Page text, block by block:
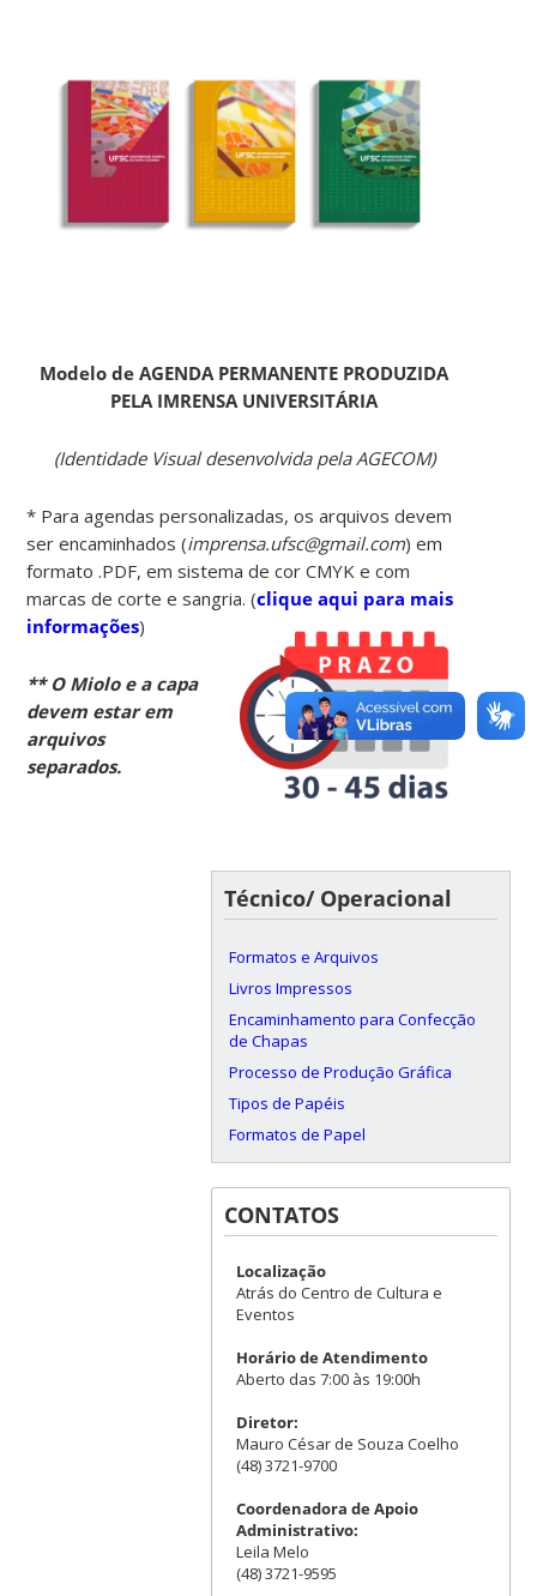
Modelo de AGENDA PERMANENTE PRODUZIDA
PELA IMRENSA UNIVERSITÁRIA
(Identidade Visual desenvolvida pela AGECOM)
* Para agendas personalizadas, os arquivos devem
ser encaminhados (imprensa.ufsc@gmail.com) em
formato .PDF, em sistema de cor CMYK e com
marcas de corte e sangria. (clique aqui para mais
informações)
** O Miolo e a capa
devem estar em
arquivos
separados.
Técnico/ Operacional
Formatos e Arquivos
Livros Impressos
Encaminhamento para Confecção
de Chapas
Processo de Produção Gráfica
Tipos de Papéis
Formatos de Papel
CONTATOS
Localização
Atrás do Centro de Cultura e
Eventos
Horário de Atendimento
Aberto das 7:00 às 19:00h
Diretor:
Mauro César de Souza Coelho
(48) 3721-9700
Coordenadora de Apoio
Administrativo:
Leila Melo
(48) 3721-9595